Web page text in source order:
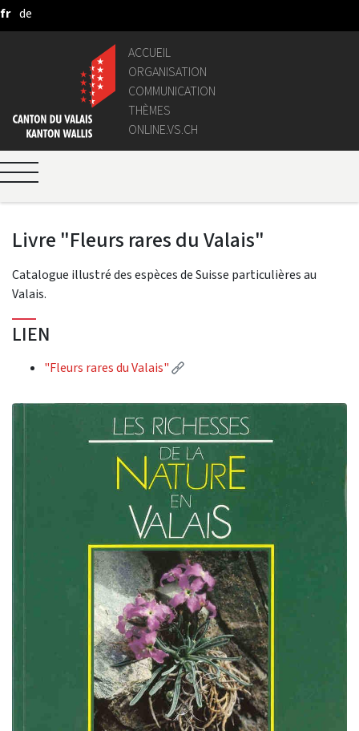
Saut au contenu principal
fr de
ACCUEIL
ORGANISATION
COMMUNICATION
THÈMES
ONLINE.VS.CH
Livre "Fleurs rares du Valais"
Catalogue illustré des espèces de Suisse particulières au
Valais.
LIEN
"Fleurs rares du Valais" (Lien externe)